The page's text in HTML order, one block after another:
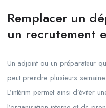
Remplacer un
un recrutement
Un adjoint ou un préparateur
peut prendre plusieurs
L’intérim permet ainsi d’éviter